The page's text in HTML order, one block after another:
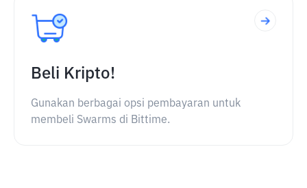
Beli Kripto!
Gunakan berbagai opsi pembayaran untuk
membeli Swarms di Bittime.